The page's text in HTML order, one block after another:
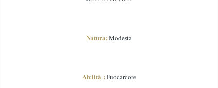
Natura: Modesta
Abilità : Fuocardore